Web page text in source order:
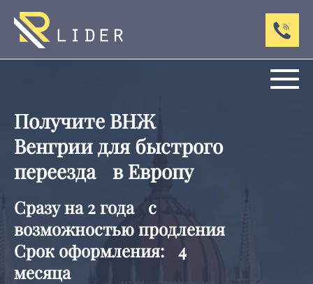
Получите ВНЖ
Венгрии для быстрого
переезда в Европу
Сразу на 2 года с
возможностью продления
Срок оформления: 4
месяца